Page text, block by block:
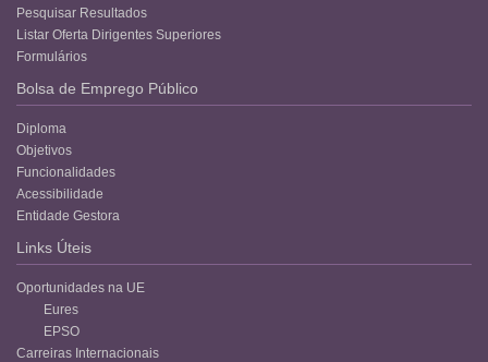
Pesquisar Resultados
Listar Oferta Dirigentes Superiores
Formulários
Bolsa de Emprego Público
Diploma
Objetivos
Funcionalidades
Acessibilidade
Entidade Gestora
Links Úteis
Oportunidades na UE
Eures
EPSO
Carreiras Internacionais